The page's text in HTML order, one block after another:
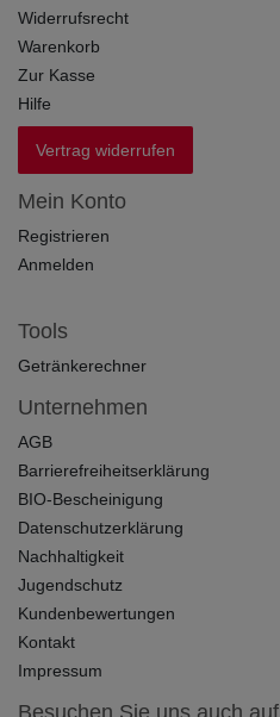
Widerrufsrecht
Warenkorb
Zur Kasse
Hilfe
Vertrag widerrufen
Mein Konto
Registrieren
Anmelden
Tools
Getränkerechner
Unternehmen
AGB
Barrierefreiheitserklärung
BIO-Bescheinigung
Datenschutzerklärung
Nachhaltigkeit
Jugendschutz
Kundenbewertungen
Kontakt
Impressum
Besuchen Sie uns auch auf